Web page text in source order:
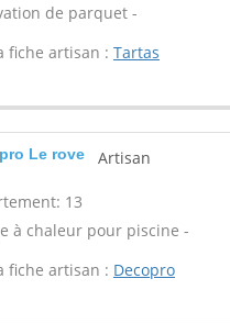
de parquet -
fiche artisan : Tartas
Le rove Artisan
13
à chaleur pour piscine -
fiche artisan : Decopro